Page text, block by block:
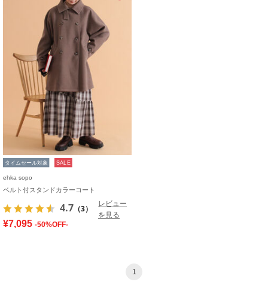
タイムセール対象 SALE
ehka sopo
ベルト付スタンドカラーコート
4.7 （3）
レビュー
を見る
¥7,095 -50%OFF-
1